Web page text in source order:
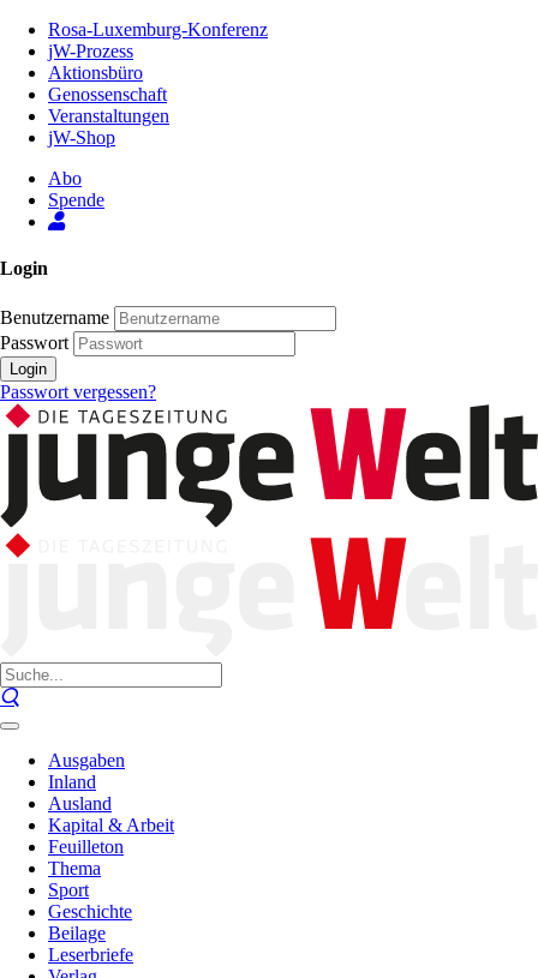
Inhalt
Seite
Rosa-Luxemburg-Konferenz
jW-Prozess
Aktionsbüro
Genossenschaft
Veranstaltungen
jW-Shop
Abo
Spende
Login
Benutzername
Passwort
Login
Passwort vergessen?
Ausgaben
Inland
Ausland
Kapital & Arbeit
Feuilleton
Thema
Sport
Geschichte
Beilage
Leserbriefe